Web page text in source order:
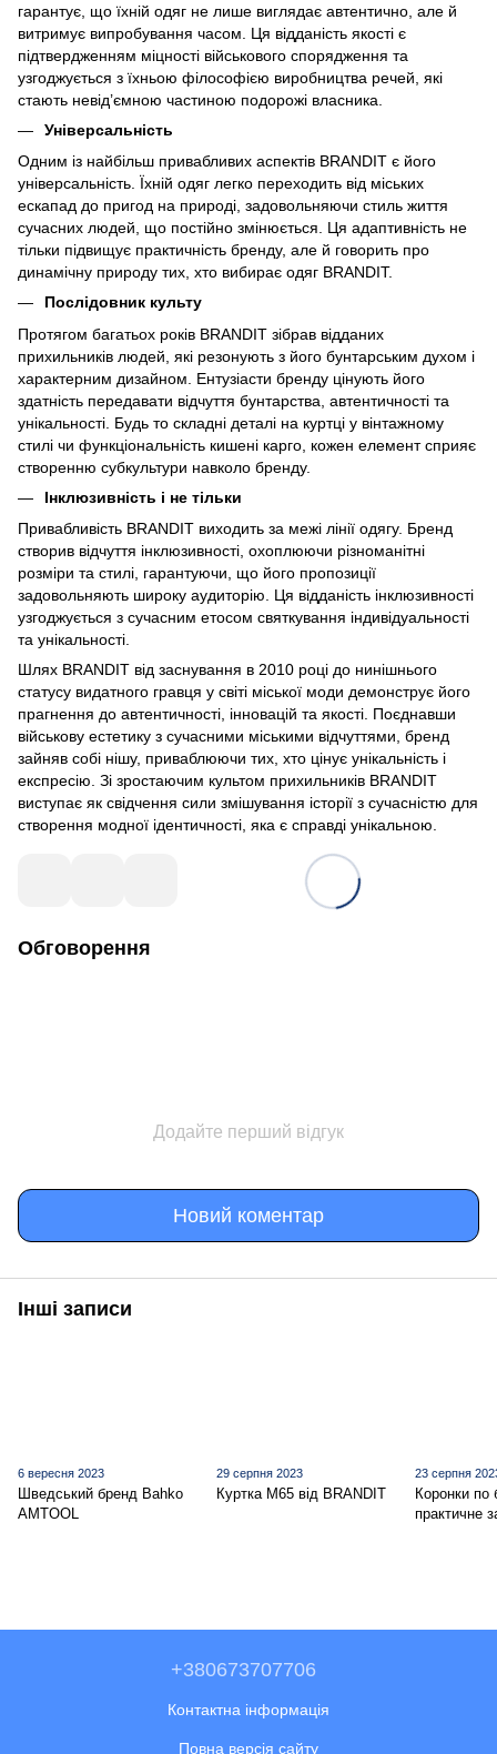
гарантує, що їхній одяг не лише виглядає автентично, але й
витримує випробування часом. Ця відданість якості є
підтвердженням міцності військового спорядження та
узгоджується з їхньою філософією виробництва речей, які
стають невід’ємною частиною подорожі власника.
Універсальність
Одним із найбільш привабливих аспектів BRANDIT є його
універсальність. Їхній одяг легко переходить від міських
ескапад до пригод на природі, задовольняючи стиль життя
сучасних людей, що постійно змінюється. Ця адаптивність не
тільки підвищує практичність бренду, але й говорить про
динамічну природу тих, хто вибирає одяг BRANDIT.
Послідовник культу
Протягом багатьох років BRANDIT зібрав відданих
прихильників людей, які резонують з його бунтарським духом і
характерним дизайном. Ентузіасти бренду цінують його
здатність передавати відчуття бунтарства, автентичності та
унікальності. Будь то складні деталі на куртці у вінтажному
стилі чи функціональність кишені карго, кожен елемент сприяє
створенню субкультури навколо бренду.
Інклюзивність і не тільки
Привабливість BRANDIT виходить за межі лінії одягу. Бренд
створив відчуття інклюзивності, охоплюючи різноманітні
розміри та стилі, гарантуючи, що його пропозиції
задовольняють широку аудиторію. Ця відданість інклюзивності
узгоджується з сучасним етосом святкування індивідуальності
та унікальності.
Шлях BRANDIT від заснування в 2010 році до нинішнього
статусу видатного гравця у світі міської моди демонструє його
прагнення до автентичності, інновацій та якості. Поєднавши
військову естетику з сучасними міськими відчуттями, бренд
зайняв собі нішу, приваблюючи тих, хто цінує унікальність і
експресію. Зі зростаючим культом прихильників BRANDIT
виступає як свідчення сили змішування історії з сучасністю для
створення модної ідентичності, яка є справді унікальною.
Обговорення
Додайте перший відгук
Новий коментар
Інші записи
6 вересня 2023
Шведський бренд Bahko
AMTOOL
29 серпня 2023
Куртка M65 від BRANDIT
23 серпня
Коронки по
практичне
+380673707706
Контактна інформація
Повна версія сайту